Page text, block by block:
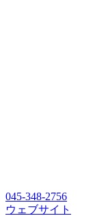
045-348-2756
ウェブサイト